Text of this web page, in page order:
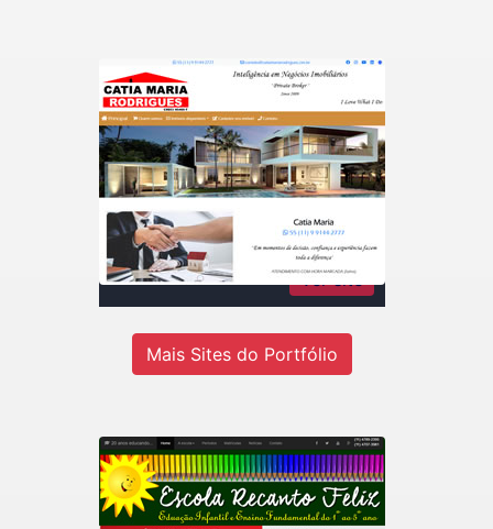
Catia Maria Rodrigues
Imóveis
Consultora de imóveis - Inteligência
em negócios imobiliários
Ver site
Mais Sites do Portfólio